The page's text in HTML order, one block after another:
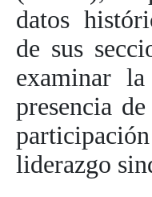
datos
de sus
examinar
presencia
liderazgo